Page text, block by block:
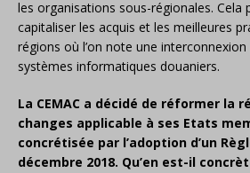
les organisations sous-régionales. Cela
capitaliser les acquis et les meilleures
régions où l’on note une
systèmes informatiques douaniers.
La CEMAC a décidé de réformer la
changes applicable à ses Etats
concrétisée par l’adoption d’un
décembre 2018. Qu’en est-il